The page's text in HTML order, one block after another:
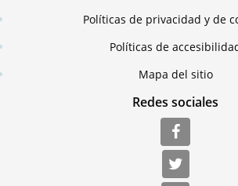
Políticas de privacidad y de
Políticas de
Mapa del sitio
Redes sociales